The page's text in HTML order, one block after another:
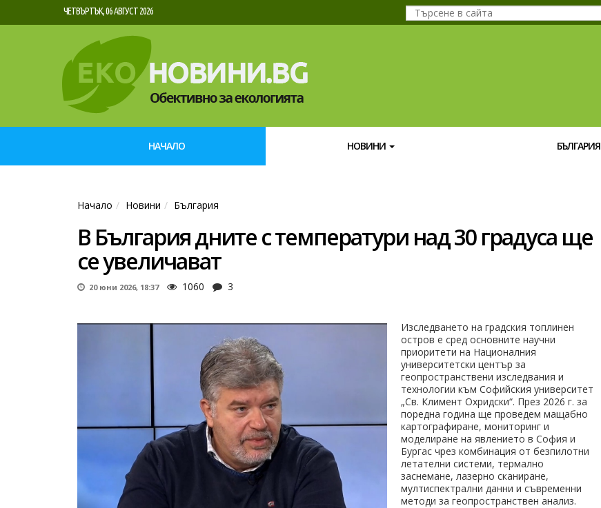
ЧЕТВЪРТЪК, 06 АВГУСТ 2026
НАЧАЛО НОВИНИ БЪЛГАРИЯ
Начало Новини България
В България дните с температури над 30 градуса ще
се увеличават
20 юни 2026, 18:37 1060 3
Изследването на градския топлинен
остров е сред основните научни
приоритети на Националния
университетски център за
геопространствени изследвания и
технологии към Софийския университет
„Св. Климент Охридски“. През 2026 г. за
поредна година ще проведем мащабно
картографиране, мониторинг и
моделиране на явлението в София и
Бургас чрез комбинация от безпилотни
летателни системи, термално
заснемане, лазерно сканиране,
мултиспектрални данни и съвременни
методи за геопространствен анализ.